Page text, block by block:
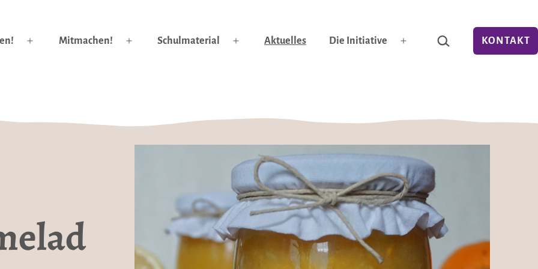
Menü
Mitmachen!
Menü
Schulmaterial
Menü
Aktuelles Die Initiative
Menü
Suchen … KONTAKT